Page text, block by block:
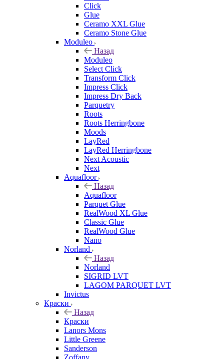
Click
Glue
Ceramo XXL Glue
Ceramo Stone Glue
Moduleo
Назад
Moduleo
Select Click
Transform Click
Impress Click
Impress Dry Back
Parquetry
Roots
Roots Herringbone
Moods
LayRed
LayRed Herringbone
Next Acoustic
Next
Aquafloor
Назад
Aquafloor
Parquet Glue
RealWood XL Glue
Classic Glue
RealWood Glue
Nano
Norland
Назад
Norland
SIGRID LVT
LAGOM PARQUET LVT
Invictus
Краски
Назад
Краски
Lanors Mons
Little Greene
Sanderson
Zoffany